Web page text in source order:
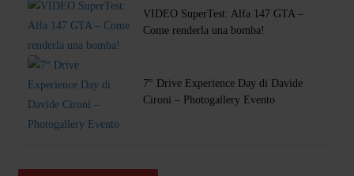
VIDEO SuperTest: Alfa 147 GTA –
Come renderla una bomba!
7° Drive Experience Day di Davide
Cironi – Photogallery Evento